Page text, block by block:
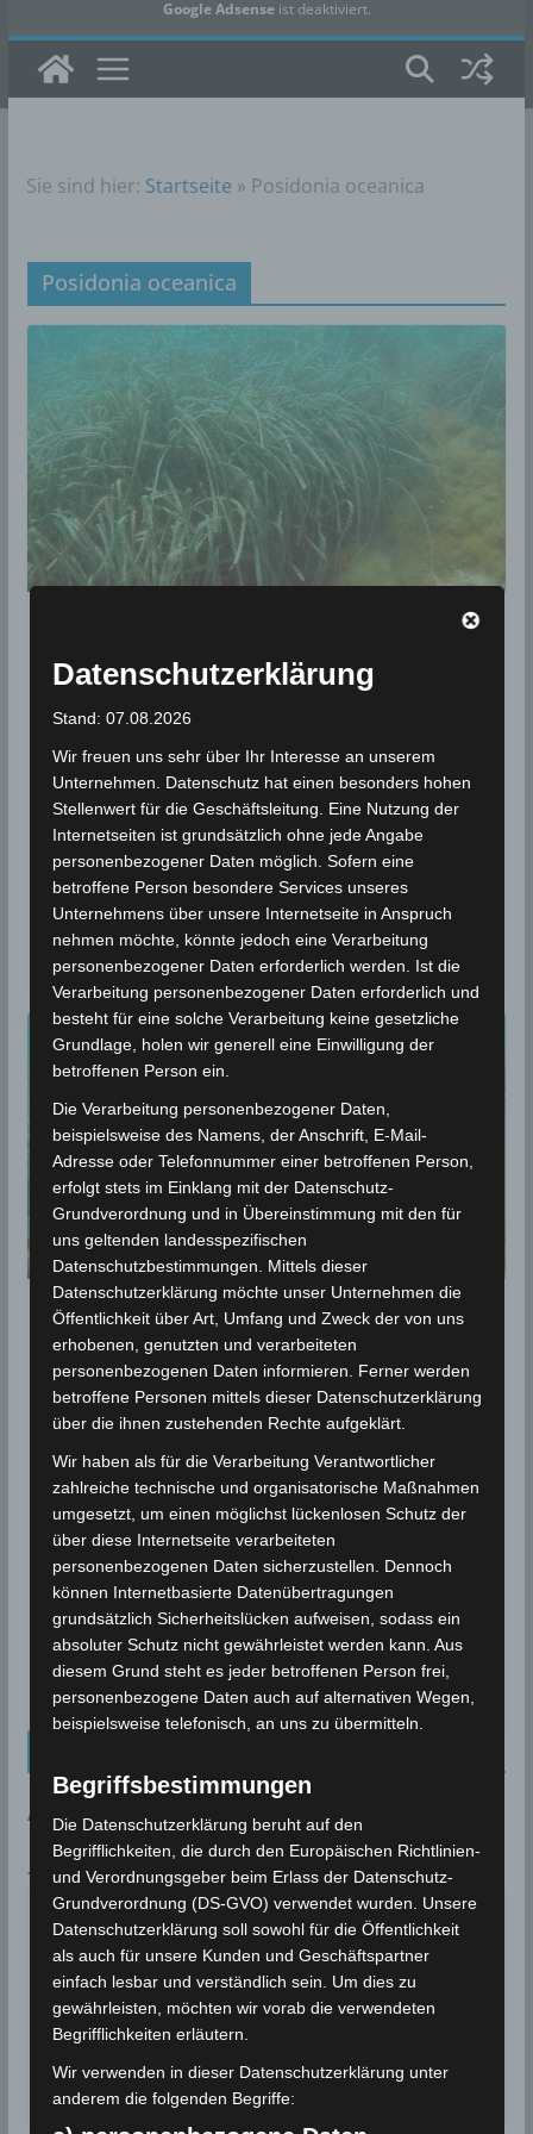
Google Adsenseist deaktiviert.
✓ Erlauben Datenschutzbedingungen
Sie sind hier: Startseite » Posidonia oceanica
Posidonia oceanica
22 von 72 Seegrasarten vom
Aussterben bedroht:
Dringender Handlungsbedarf!
2. März 2025 Wettermann
1680 Views
Klimaerwärmung Mittelmeer
Posidonia oceanica
Etwa 21% der Seegrasarten sind in der Roten Liste
der bedrohten Arten der Weltnaturschutzunion
(IUCN) als „nahezu bedroht“, „gefährdet“ und
KLIMAWANDEL
Klimaerwärmung und invasive
Art bedrohen Seegraswiesen
im Mittelmeer
17. Februar 2024 Wettermann
1456 Views
Halophila stipulacea, Klimaerwärmung,
Leibniz-Zentrum für Marine Tropenforschung (ZMT)
Neptungras,Posidonia oceanica,Seegras
Der Anstieg der Meerestemperatur und des
Salzgehalts im Mittelmeer sowie die Einwanderung
invasiver Arten könnten dort die Struktur und
biologische
AN DIESEM TAG:
7. AUGUST
2018
Deutschland: Durch Trockenheit
entstandener Großbrand bei
Siegburg
Deutschland: Ein durch Trockenheit
entstandener Großbrand bei Siegburg zerstört
mehrere…
Wettergeschehen (Meteorologie)
Datenschutzerklärung
Stand: 07.08.2026
Wir freuen uns sehr über Ihr Interesse an unserem
Unternehmen. Datenschutz hat einen besonders hohen
Stellenwert für die Geschäftsleitung. Eine Nutzung der
Internetseiten ist grundsätzlich ohne jede Angabe
personenbezogener Daten möglich. Sofern eine
betroffene Person besondere Services unseres
Unternehmens über unsere Internetseite in Anspruch
nehmen möchte, könnte jedoch eine Verarbeitung
personenbezogener Daten erforderlich werden. Ist die
Verarbeitung personenbezogener Daten erforderlich und
besteht für eine solche Verarbeitung keine gesetzliche
Grundlage, holen wir generell eine Einwilligung der
betroffenen Person ein.
Die Verarbeitung personenbezogener Daten,
beispielsweise des Namens, der Anschrift, E-Mail-
Adresse oder Telefonnummer einer betroffenen Person,
erfolgt stets im Einklang mit der Datenschutz-
Grundverordnung und in Übereinstimmung mit den für
uns geltenden landesspezifischen
Datenschutzbestimmungen. Mittels dieser
Datenschutzerklärung möchte unser Unternehmen die
Öffentlichkeit über Art, Umfang und Zweck der von uns
erhobenen, genutzten und verarbeiteten
personenbezogenen Daten informieren. Ferner werden
betroffene Personen mittels dieser Datenschutzerklärung
über die ihnen zustehenden Rechte aufgeklärt.
Wir haben als für die Verarbeitung Verantwortlicher
zahlreiche technische und organisatorische Maßnahmen
umgesetzt, um einen möglichst lückenlosen Schutz der
über diese Internetseite verarbeiteten
personenbezogenen Daten sicherzustellen. Dennoch
können Internetbasierte Datenübertragungen
grundsätzlich Sicherheitslücken aufweisen, sodass ein
absoluter Schutz nicht gewährleistet werden kann. Aus
diesem Grund steht es jeder betroffenen Person frei,
personenbezogene Daten auch auf alternativen Wegen,
beispielsweise telefonisch, an uns zu übermitteln.
Begriffsbestimmungen
Die Datenschutzerklärung beruht auf den
Begrifflichkeiten, die durch den Europäischen Richtlinien-
und Verordnungsgeber beim Erlass der Datenschutz-
Grundverordnung (DS-GVO) verwendet wurden. Unsere
Datenschutzerklärung soll sowohl für die Öffentlichkeit
als auch für unsere Kunden und Geschäftspartner
einfach lesbar und verständlich sein. Um dies zu
gewährleisten, möchten wir vorab die verwendeten
Begrifflichkeiten erläutern.
Wir verwenden in dieser Datenschutzerklärung unter
anderem die folgenden Begriffe: